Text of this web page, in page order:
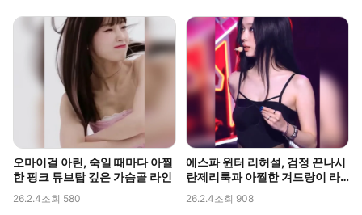
오마이걸 아린, 숙일 때마다 아찔
한 핑크 튜브탑 깊은 가슴골 라인
26.2.4조회 580
에스파 윈터 리허설, 검정 끈나시
란제리룩과 아찔한 겨드랑이 라
26.2.4조회 908